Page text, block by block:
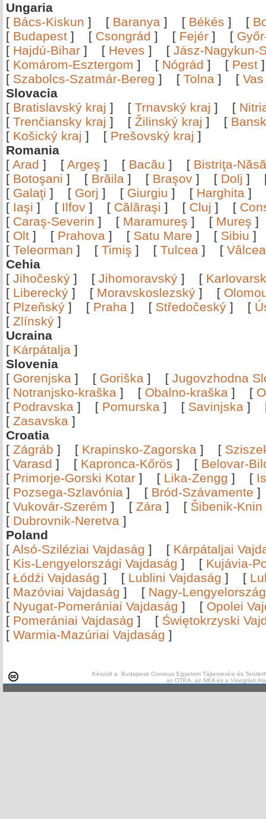
Ungaria
[ Bács-Kiskun ] [ Baranya ] [ Békés ] [
[ Budapest ] [ Csongrád ] [ Fejér ] [
[ Hajdú-Bihar ] [ Heves ] [ Jász-Nagykun-
[ Komárom-Esztergom ] [ Nógrád ] [ Pest
[ Szabolcs-Szatmár-Bereg ] [ Tolna ] [ Vas
Slovacia
[ Bratislavský kraj ] [ Trnavský kraj ] [
[ Trenčiansky kraj ] [ Žilinský kraj ] [
[ Košický kraj ] [ Prešovský kraj ]
Romania
[ Arad ] [ Argeş ] [ Bacău ] [ Bistriţa-
[ Botoşani ] [ Brăila ] [ Braşov ] [ Dolj ]
[ Galaţi ] [ Gorj ] [ Giurgiu ] [ Harghita ]
[ Iaşi ] [ Ilfov ] [ Călăraşi ] [ Cluj ] [
[ Caraş-Severin ] [ Maramureş ] [ Mureş
[ Olt ] [ Prahova ] [ Satu Mare ] [ Sibiu
[ Teleorman ] [ Timiş ] [ Tulcea ] [
Cehia
[ Jihočeský ] [ Jihomoravský ] [
[ Liberecký ] [ Moravskoslezský ] [
[ Plzeňský ] [ Praha ] [ Středočeský ] [
[ Zlínský ]
Ucraina
[ Kárpátalja ]
Slovenia
[ Gorenjska ] [ Goriška ] [ Jugovzhodna
[ Notranjsko-kraška ] [ Obalno-kraška ] [
[ Podravska ] [ Pomurska ] [ Savinjska ]
[ Zasavska ]
Croatia
[ Zágráb ] [ Krapinsko-Zagorska ] [
[ Varasd ] [ Kapronca-Kőrös ] [ Belovar-
[ Primorje-Gorski Kotar ] [ Lika-Zengg ] [
[ Pozsega-Szlavónia ] [ Bród-Szávamente
[ Vukovár-Szerém ] [ Zára ] [ Šibenik-Knin
[ Dubrovnik-Neretva ]
Poland
[ Alsó-Sziléziai Vajdaság ] [ Kárpátaljai
[ Kis-Lengyelországi Vajdaság ] [ Kujávia-
[ Łódźi Vajdaság ] [ Lublini Vajdaság ] [
[ Mazóviai Vajdaság ] [ Nagy-
[ Nyugat-Pomerániai Vajdaság ] [ Opolei
[ Pomerániai Vajdaság ] [ Świętokrzyski
[ Warmia-Mazúriai Vajdaság ]
Készült a Budapesti Corvinus Egyetem Tájtervezési és
az OTKA, az NKA és a Visegrádi